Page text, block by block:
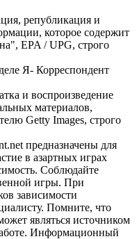
републикация и
которое содержит
EPA / UPG, строго
Я- Корреспондент
и воспроизведение
материалов,
Getty Images, строго
предназначены для
в азартных играх
Соблюдайте
игры. При
зависимости
Помните, что
являться источником
Информационный